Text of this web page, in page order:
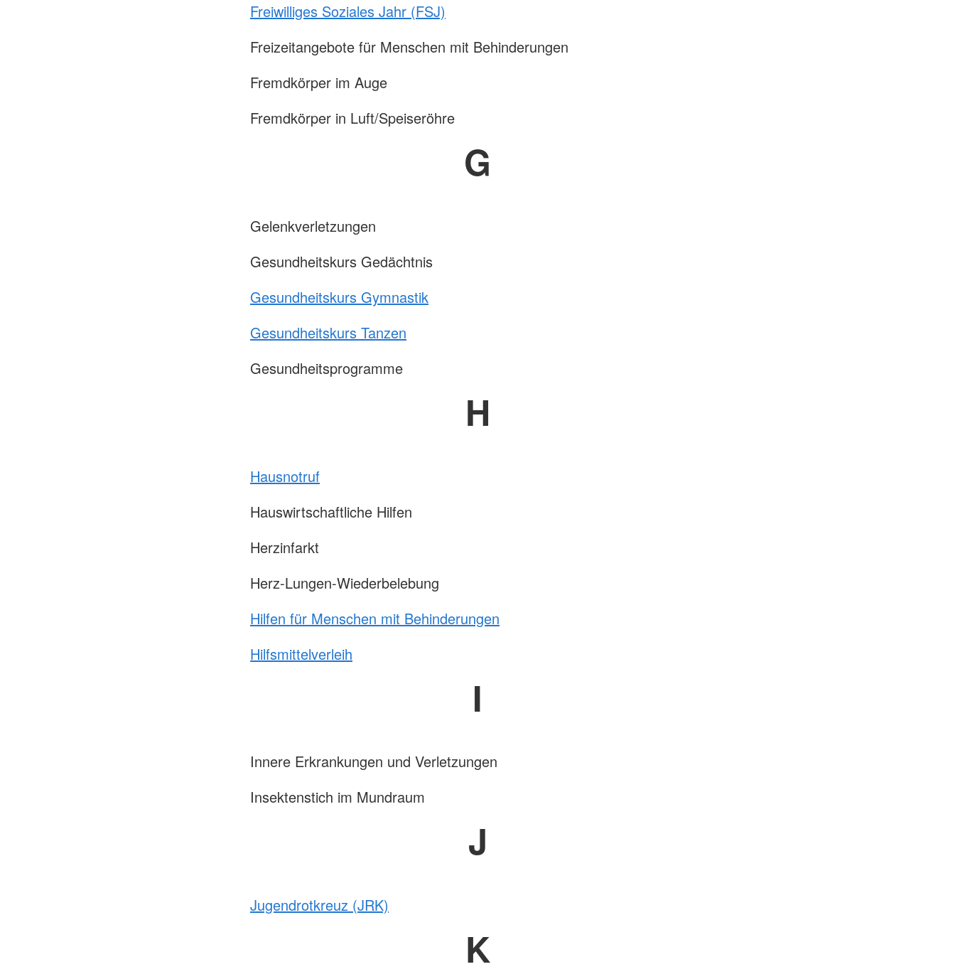
Freiwilliges Soziales Jahr (FSJ)
Freizeitangebote für Menschen mit Behinderungen
Fremdkörper im Auge
Fremdkörper in Luft/Speiseröhre
G
Gelenkverletzungen
Gesundheitskurs Gedächtnis
Gesundheitskurs Gymnastik
Gesundheitskurs Tanzen
Gesundheitsprogramme
H
Hausnotruf
Hauswirtschaftliche Hilfen
Herzinfarkt
Herz-Lungen-Wiederbelebung
Hilfen für Menschen mit Behinderungen
Hilfsmittelverleih
I
Innere Erkrankungen und Verletzungen
Insektenstich im Mundraum
J
Jugendrotkreuz (JRK)
K